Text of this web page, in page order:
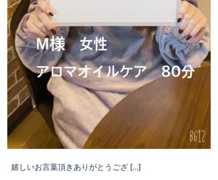
嬉しいお言葉頂きありがとうござ […]